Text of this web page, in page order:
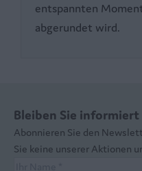
entspannten
abgerundet wird.
Bleiben Sie informiert
Abonnieren Sie den
Sie keine unserer Aktionen